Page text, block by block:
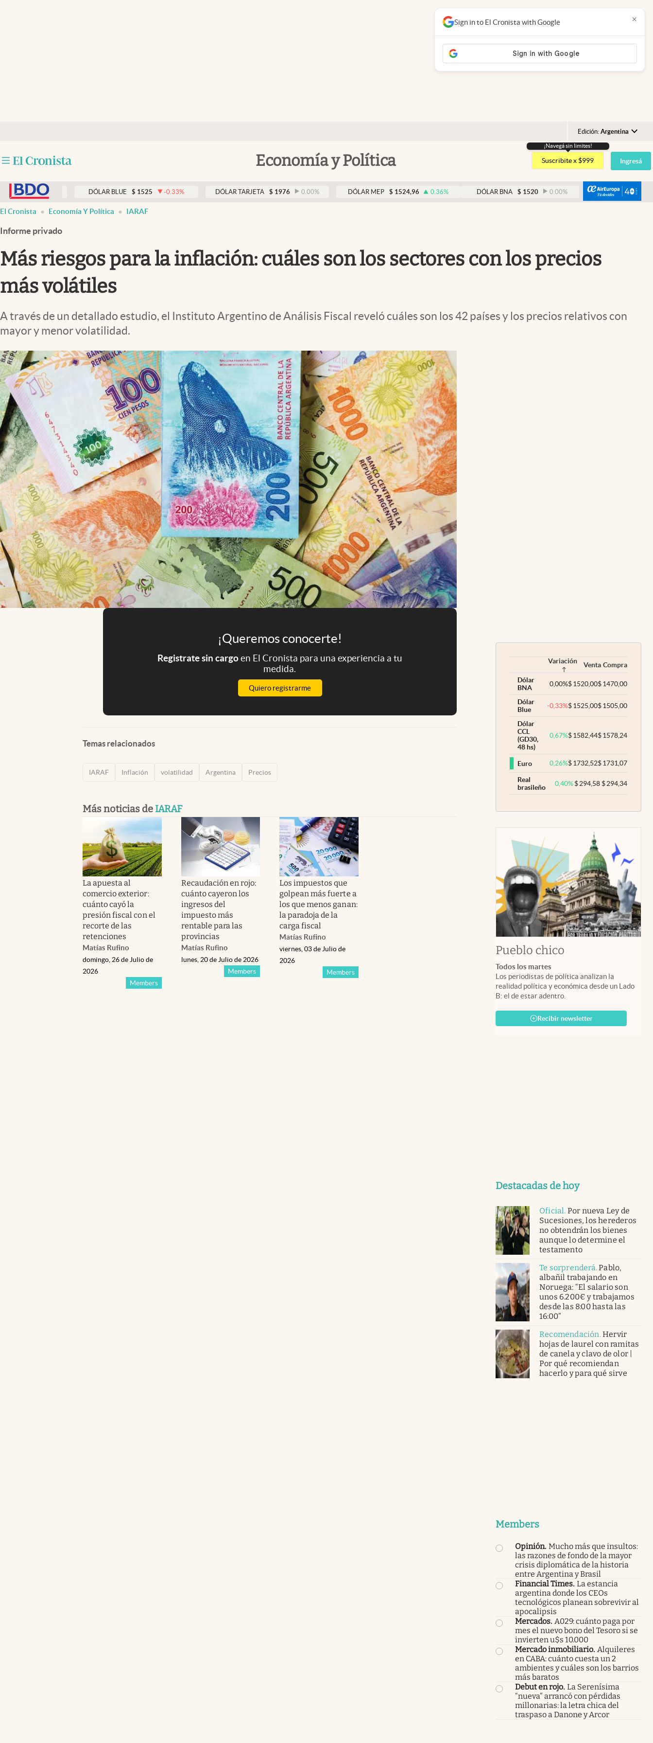
Edición: Argentina
Argentina
España
México
USA
Economía y Política
Otras secciones
Clima
Mundial 2026
El Cronista Studio
Mediakit
abre en nueva pestaña
¡Navegá sin limites!
Suscribite x $999 Ingresá
0.00% DÓLAR BLUE $ 1525 -0.33% DÓLAR TARJETA $ 1976 0.00% DÓLAR MEP $ 1524,96 0.36% DÓLAR BNA $ 1520 0.00% DÓLAR BLUE $ 1525
Sign in to El Cronista with Google ×
El Cronista Economía Y Política IARAF
Informe privado
Más riesgos para la inflación: cuáles son los sectores con los precios
más volátiles
A través de un detallado estudio, el Instituto Argentino de Análisis Fiscal reveló cuáles son los 42 países y los precios relativos con
mayor y menor volatilidad.
¡Queremos conocerte!
Registrate sin cargoen El Cronista para una experiencia a tu
medida.
Quiero registrarme
Temas relacionados
IARAF Inflación volatilidad Argentina Precios
Más noticias de IARAF
La apuesta al
comercio exterior:
cuánto cayó la
presión fiscal con el
recorte de las
retenciones
Matías Rufino
Members
domingo, 26 de Julio de
2026
Recaudación en rojo:
cuánto cayeron los
ingresos del
impuesto más
rentable para las
provincias
Matías Rufino
Members
lunes, 20 de Julio de 2026
Los impuestos que
golpean más fuerte a
los que menos ganan:
la paradoja de la
carga fiscal
Matías Rufino
Members
viernes, 03 de Julio de
2026
Variación Venta Compra
Dólar
BNA
0,00%$1520,00$1470,00
Dólar
Blue
-0,33%$1525,00$1505,00
Dólar
CCL
(GD30,
48 hs)
0,67%$1582,44$1578,24
Euro 0,26%$1732,52$1731,07
Real
brasileño
0,40% $294,58 $294,34
Pueblo chico
Todos los martes
Los periodistas de política analizan la
realidad política y económica desde un Lado
B: el de estar adentro.
Recibir newsletter
Destacadas de hoy
Oficial. Por nueva Ley de
Sucesiones, los herederos
no obtendrán los bienes
aunque lo determine el
testamento
Te sorprenderá.Pablo,
albañil trabajando en
Noruega: “El salario son
unos 6.200€ y trabajamos
desde las 8:00 hasta las
16:00”
Recomendación.Hervir
hojas de laurel con ramitas
de canela y clavo de olor |
Por qué recomiendan
hacerlo y para qué sirve
Members
Opinión. Mucho más que insultos:
las razones de fondo de la mayor
crisis diplomática de la historia
entre Argentina y Brasil
Financial Times. La estancia
argentina donde los CEOs
tecnológicos planean sobrevivir al
apocalipsis
Mercados. A029: cuánto paga por
mes el nuevo bono del Tesoro si se
invierten u$s 10.000
Mercado inmobiliario. Alquileres
en CABA: cuánto cuesta un 2
ambientes y cuáles son los barrios
más baratos
Debut en rojo. La Serenísima
“nueva” arrancó con pérdidas
millonarias: la letra chica del
traspaso a Danone y Arcor